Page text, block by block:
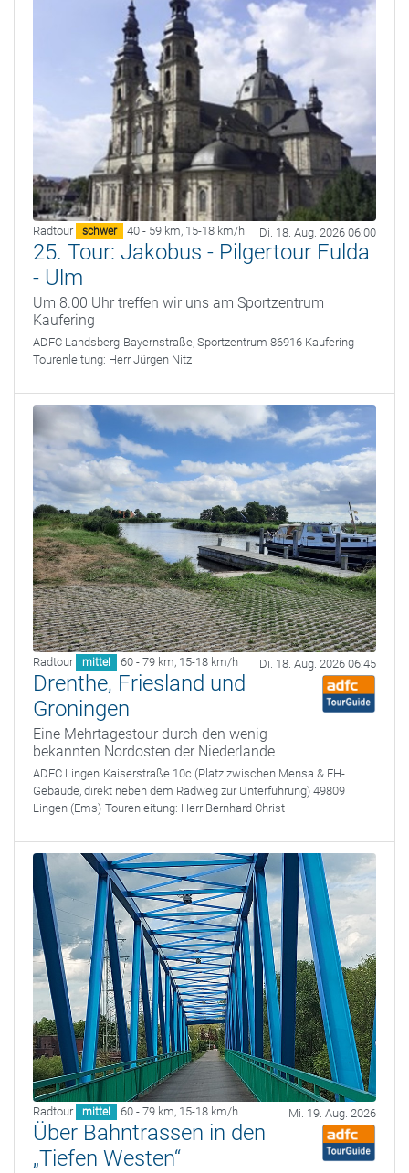
Radtour schwer 40 - 59 km, 15-18 km/h Di. 18. Aug. 2026 06:00
25. Tour: Jakobus - Pilgertour Fulda
- Ulm
Um 8.00 Uhr treffen wir uns am Sportzentrum
Kaufering
ADFC Landsberg Bayernstraße, Sportzentrum 86916 Kaufering
Tourenleitung: Herr Jürgen Nitz
Radtour mittel 60 - 79 km, 15-18 km/h Di. 18. Aug. 2026 06:45
Drenthe, Friesland und
Groningen
Eine Mehrtagestour durch den wenig
bekannten Nordosten der Niederlande
ADFC Lingen Kaiserstraße 10c (Platz zwischen Mensa & FH-
Gebäude, direkt neben dem Radweg zur Unterführung) 49809
Lingen (Ems) Tourenleitung: Herr Bernhard Christ
Radtour mittel 60 - 79 km, 15-18 km/h Mi. 19. Aug. 2026
Über Bahntrassen in den
„Tiefen Westen“